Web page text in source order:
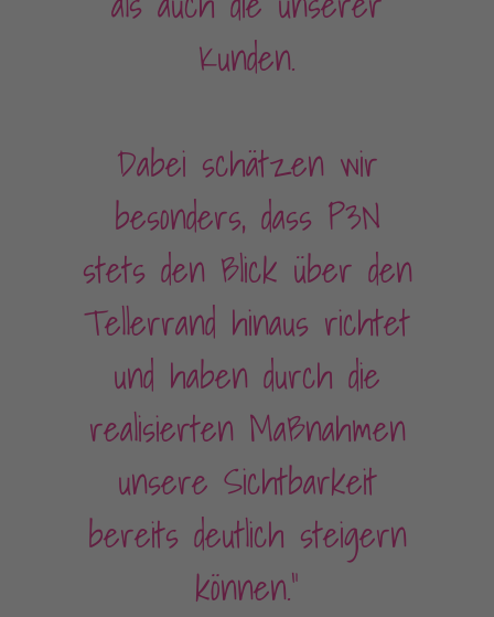
Kunden.
Dabei schätzen wir
besonders, dass P3N
stets den Blick über den
Tellerrand hinaus richtet
und haben durch die
realisierten Maßnahmen
unsere Sichtbarkeit
bereits deutlich steigern
können.“